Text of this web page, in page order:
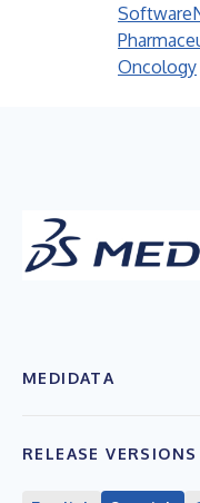
Software
Oncology
MEDIDATA
RELEASE VERSIONS